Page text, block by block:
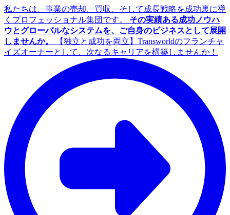
私たちは、事業の売却、買収、そして成長戦略を成功裏に導
くプロフェッショナル集団です。 その実績ある成功ノウハ
ウとグローバルなシステムを、ご自身のビジネスとして展開
しませんか。
【独立と成功を両立】Transworldのフランチャ
イズオーナーとして、次なるキャリアを構築しませんか！